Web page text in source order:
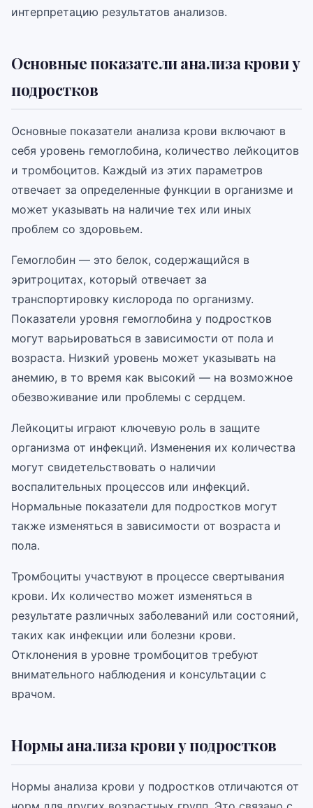
интерпретацию результатов анализов.
Основные показатели анализа крови у
подростков
Основные показатели анализа крови включают в
себя уровень гемоглобина, количество лейкоцитов
и тромбоцитов. Каждый из этих параметров
отвечает за определенные функции в организме и
может указывать на наличие тех или иных
проблем со здоровьем.
Гемоглобин — это белок, содержащийся в
эритроцитах, который отвечает за
транспортировку кислорода по организму.
Показатели уровня гемоглобина у подростков
могут варьироваться в зависимости от пола и
возраста. Низкий уровень может указывать на
анемию, в то время как высокий — на возможное
обезвоживание или проблемы с сердцем.
Лейкоциты играют ключевую роль в защите
организма от инфекций. Изменения их количества
могут свидетельствовать о наличии
воспалительных процессов или инфекций.
Нормальные показатели для подростков могут
также изменяться в зависимости от возраста и
пола.
Тромбоциты участвуют в процессе свертывания
крови. Их количество может изменяться в
результате различных заболеваний или состояний,
таких как инфекции или болезни крови.
Отклонения в уровне тромбоцитов требуют
внимательного наблюдения и консультации с
врачом.
Нормы анализа крови у подростков
Нормы анализа крови у подростков отличаются от